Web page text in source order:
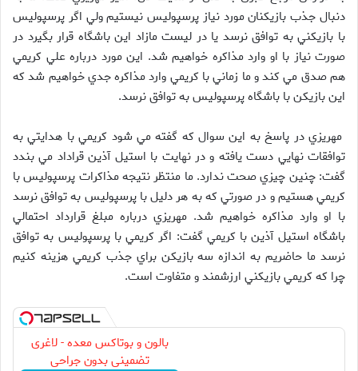
دنبال جذب بازيكنان مورد نياز پرسپوليس نيستيم ولي اگر پرسپوليس
با بازيكني به توافق نرسد يا در ليست مازاد اين باشگاه قرار بگيرد در
صورت نياز با او وارد مذاكره خواهيم شد. اين مورد درباره علي كريمي
هم صدق مي كند و ما زماني با كريمي وارد مذاكره جدي خواهيم شد كه
اين بازيكن با باشگاه پرسپوليس به توافق نرسد.
مهريزي در پاسخ به اين سوال كه گفته مي شود كريمي با هدايتي به
توافقات نهايي دست يافته و در نهايت با استيل آذين قراداد مي بندد
گفت: چنين چيزي صحت ندارد. ما منتظر نتيجه مذاكرات پرسپوليس با
كريمي هستيم و در صورتي كه به هر دليل با پرسپوليس به توافق نرسد
با او وارد مذاكره خواهيم شد. مهريزي درباره مبلغ قرارداد احتمالي
باشگاه استيل آذين با كريمي گفت: اگر كريمي با پرسپوليس به توافق
نرسد ما حاضريم به اندازه سه بازيكن براي جذب كريمي هزينه كنيم
چرا كه كريمي بازيكني ارزشمند و متفاوت است.
بالون و بوتاکس معده - لاغری
تضمینی بدون جراحی